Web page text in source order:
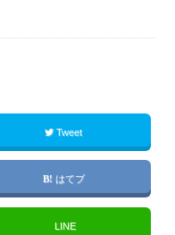
Tweet
はてブ
LINE